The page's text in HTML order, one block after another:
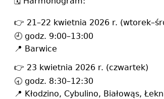
👉 21–22 kwietnia 2026 r.
🕘 godz. 9:00–13:00
📍 Barwice
👉 23 kwietnia 2026 r. (czwartek)
🕣 godz. 8:30–12:30
📍 Kłodzino, Cybulino, Białowąs,